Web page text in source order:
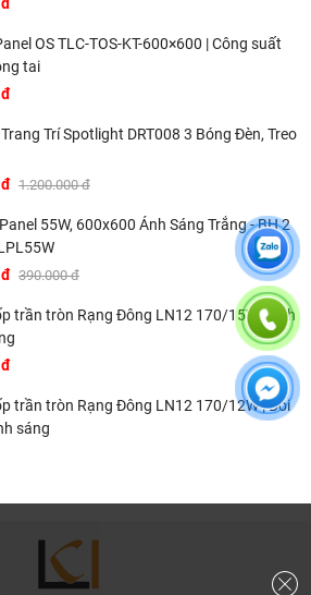
chuyên nghiệp:KingLED luôn đặt
lên hàng đầu, cung cấp dịch vụ tư
bảo hành chu đáo.
chính:
trội, KingLED đã và đang được tin
trình, dự án lớn nhỏ trên khắp cả
của Kingled
OS TLC-TOS-KT-600×600 | Công suất
tai
Trí Spotlight DRT008 3 Bóng Đèn, Treo
1.200.000 đ
55W, 600x600 Ánh Sáng Trắng - BH 2
390.000 đ
trần tròn Rạng Đông LN12 170/15W | Ánh
trần tròn Rạng Đông LN12 170/12W | Đổi
sáng